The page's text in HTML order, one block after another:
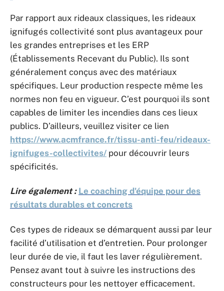
Par rapport aux rideaux classiques, les rideaux
ignifugés collectivité sont plus avantageux pour
les grandes entreprises et les ERP
(Établissements Recevant du Public). Ils sont
généralement conçus avec des matériaux
spécifiques. Leur production respecte même les
normes non feu en vigueur. C’est pourquoi ils sont
capables de limiter les incendies dans ces lieux
publics. D’ailleurs, veuillez visiter ce lien
https://www.acmfrance.fr/tissu-anti-feu/rideaux-
ignifuges-collectivites/ pour découvrir leurs
spécificités.
Lire également : Le coaching d'équipe pour des
résultats durables et concrets
Ces types de rideaux se démarquent aussi par leur
facilité d’utilisation et d’entretien. Pour prolonger
leur durée de vie, il faut les laver régulièrement.
Pensez avant tout à suivre les instructions des
constructeurs pour les nettoyer efficacement.